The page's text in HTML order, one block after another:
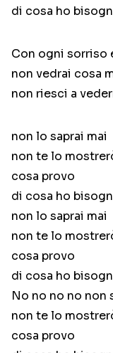
di cosa ho
Con ogni sorriso
non vedrai cosa
non riesci a
non lo saprai mai
non te lo
cosa provo
di cosa ho
non lo saprai mai
non te lo
cosa provo
di cosa ho
No no no no non
non te lo
cosa provo